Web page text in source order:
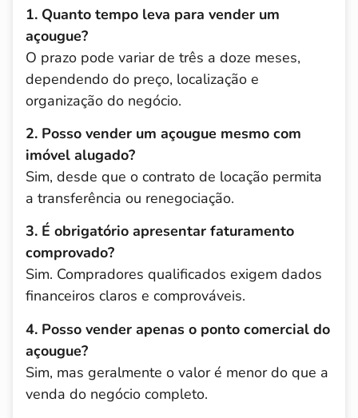
1. Quanto tempo leva para vender um
açougue?
O prazo pode variar de três a doze meses,
dependendo do preço, localização e
organização do negócio.
2. Posso vender um açougue mesmo com
imóvel alugado?
Sim, desde que o contrato de locação permita
a transferência ou renegociação.
3. É obrigatório apresentar faturamento
comprovado?
Sim. Compradores qualificados exigem dados
financeiros claros e comprováveis.
4. Posso vender apenas o ponto comercial do
açougue?
Sim, mas geralmente o valor é menor do que a
venda do negócio completo.